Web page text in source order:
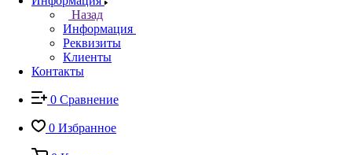
Назад
Информация
Реквизиты
Клиенты
Контакты
0 Сравнение
0 Избранное